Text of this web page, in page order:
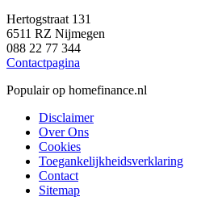
Hertogstraat 131
6511 RZ Nijmegen
088 22 77 344
Contactpagina
Populair op homefinance.nl
Disclaimer
Over Ons
Cookies
Toegankelijkheidsverklaring
Contact
Sitemap